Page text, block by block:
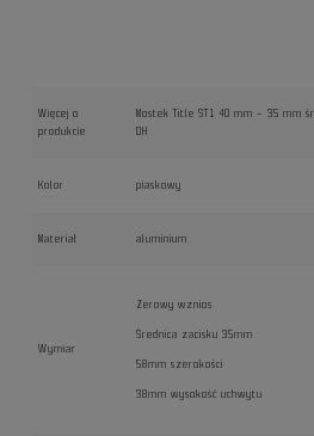
Więcej o
produkcie
Mostek Title ST1 40 mm – 35 mm
DH
Kolor piaskowy
Materiał aluminium
Wymiar
Zerowy wznios
Średnica zacisku 35mm
58mm szerokości
38mm wysokość uchwytu